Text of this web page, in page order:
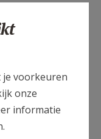
je voorkeuren
onze
informatie